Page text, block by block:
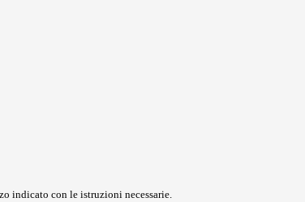
indicato con le istruzioni necessarie.